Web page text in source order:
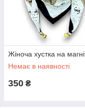
Жіноча хустка на
Немає в наявності
350 ₴